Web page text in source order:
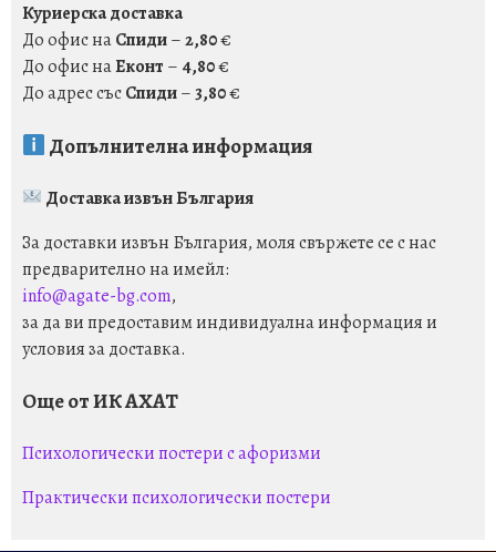
Куриерска доставка
До офис наСпиди–2,80€
До офис наЕконт – 4,80€
До адрес съсСпиди–3,80€
Допълнителна информация
Доставка извън България
За доставки извън България, моля свържете се с нас
предварително на имейл:
info@agate-bg.com,
за да ви предоставим индивидуална информация и
условия за доставка.
Още от ИК АХАТ
Психологически постери с афоризми
Практически психологически постери